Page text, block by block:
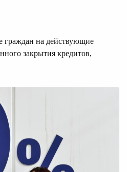
на действующие
закрытия кредитов,